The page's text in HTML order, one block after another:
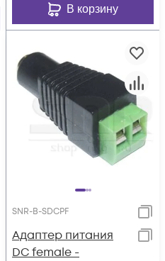
В корзину
SNR-B-SDCPF
Адаптер питания
DC female -